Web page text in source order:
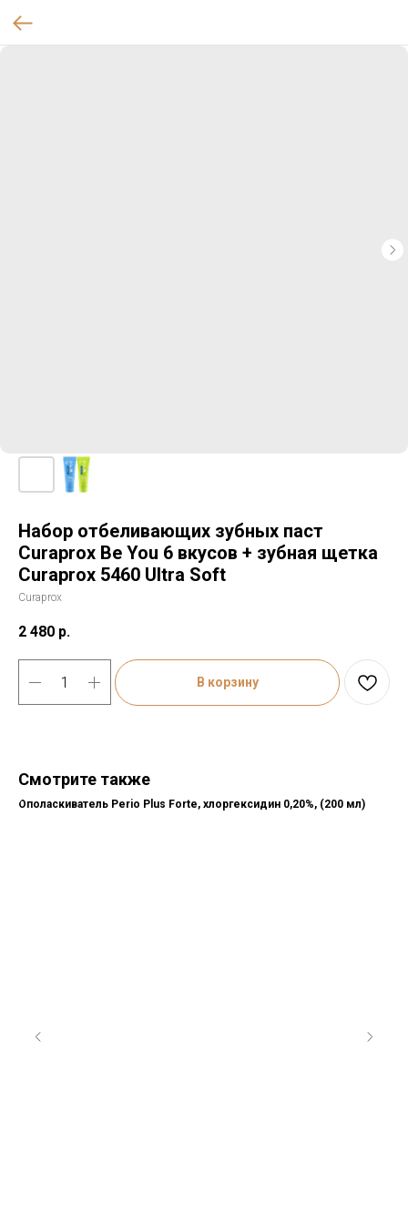
Набор отбеливающих зубных паст
Curaprox Be You 6 вкусов + зубная щетка
Curaprox 5460 Ultra Soft
Curaprox
2 480 р.
В корзину
Смотрите также
Ополаскиватель Perio Plus Forte, хлоргексидин 0,20%, (200 мл)